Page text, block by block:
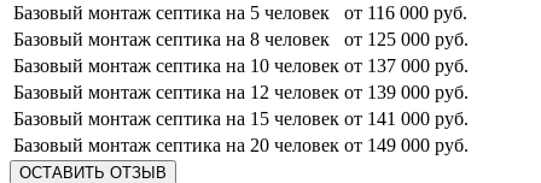
Базовый монтаж септика на 5 человек
от 116 000 руб.
Базовый монтаж септика на 8 человек
от 125 000 руб.
Базовый монтаж септика на 10 человек от 137 000 руб.
Базовый монтаж септика на 12 человек от 139 000 руб.
Базовый монтаж септика на 15 человек от 141 000 руб.
Базовый монтаж септика на 20 человек от 149 000 руб.
ОСТАВИТЬ ОТЗЫВ